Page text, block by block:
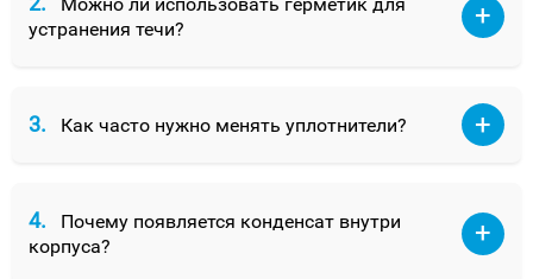
Можно ли использовать герметик для
устранения течи?
3. Как часто нужно менять уплотнители?
4.
Почему появляется конденсат внутри
корпуса?